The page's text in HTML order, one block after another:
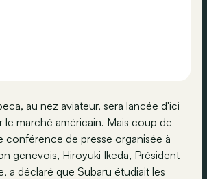
au nez aviateur, sera lancée d'ici
le marché américain. Mais coup de
conférence de presse organisée à
genevois, Hiroyuki Ikeda, Président
a déclaré que Subaru étudiait les